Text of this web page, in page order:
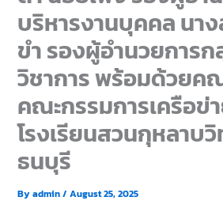
บริหารงานบุคคล นา
ขำ รองผู้อำนวยการ
วิชาการ พร้อมด้วยค
คณะกรรมการเครือ
โรงเรียนสวนกุหลาบ
ธนบุรี
Byadmin/August 25, 2025